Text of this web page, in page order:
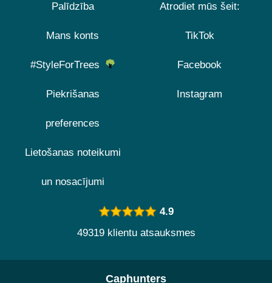
Palīdzība
Mans konts
#StyleForTrees
Piekrišanas
preferences
Lietošanas noteikumi
un nosacījumi
Atrodiet mūs šeit:
TikTok
Facebook
Instagram
4.9
49319 klientu atsauksmes
Caphunters